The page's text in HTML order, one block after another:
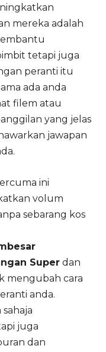
mereka adalah
tetapi juga
peranti itu
ada anda
filem atau
yang jelas
jawapan
ini
volum
sebarang kos
Super dan
mengubah cara
anda.
juga
dan